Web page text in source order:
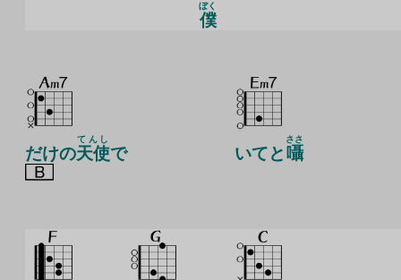
僕
ぼく
だけの天使
てんし
で いてと 囁
ささ